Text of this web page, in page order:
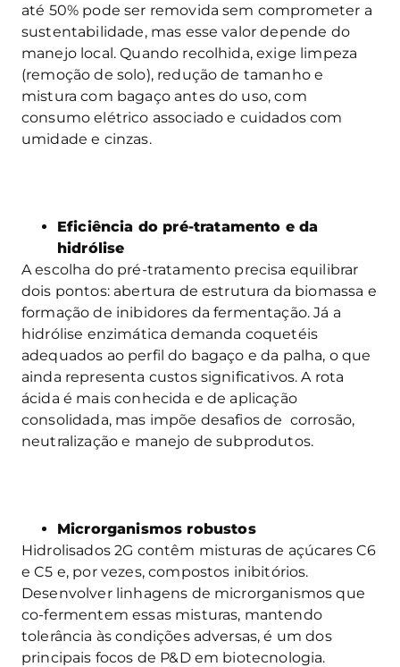
até 50% pode ser removida sem comprometer a
sustentabilidade, mas esse valor depende do
manejo local. Quando recolhida, exige limpeza
(remoção de solo), redução de tamanho e
mistura com bagaço antes do uso, com
consumo elétrico associado e cuidados com
umidade e cinzas.
Eficiência do pré-tratamento e da
hidrólise
A escolha do pré-tratamento precisa equilibrar
dois pontos: abertura de estrutura da biomassa e
formação de inibidores da fermentação. Já a
hidrólise enzimática demanda coquetéis
adequados ao perfil do bagaço e da palha, o que
ainda representa custos significativos. A rota
ácida é mais conhecida e de aplicação
consolidada, mas impõe desafios de corrosão,
neutralização e manejo de subprodutos.
Microrganismos robustos
Hidrolisados 2G contêm misturas de açúcares C6
e C5 e, por vezes, compostos inibitórios.
Desenvolver linhagens de microrganismos que
co-fermentem essas misturas, mantendo
tolerância às condições adversas, é um dos
principais focos de P&D em biotecnologia.